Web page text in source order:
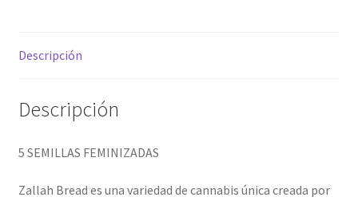
Descripción
Descripción
5 SEMILLAS FEMINIZADAS
Zallah Bread es una variedad de cannabis única creada por